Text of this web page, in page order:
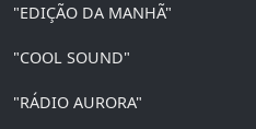
"EDIÇÃO DA MANHÃ"
"COOL SOUND"
"RÁDIO AURORA"